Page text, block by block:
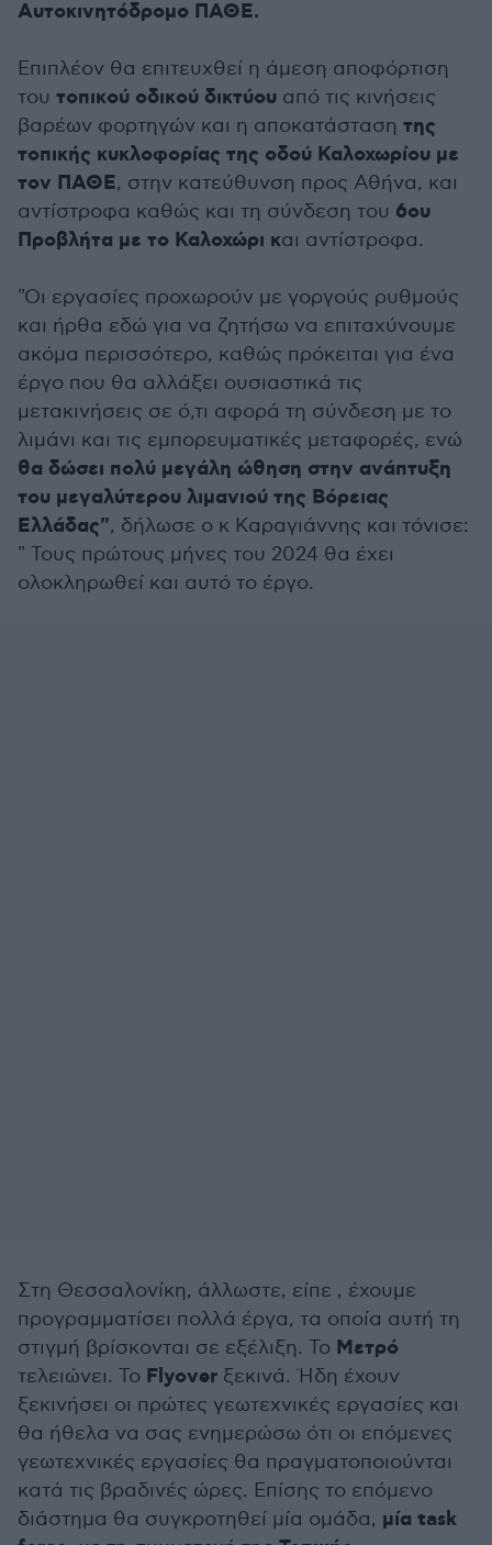
Αυτοκινητόδρομο ΠΑΘΕ.
Επιπλέον θα επιτευχθεί η άμεση αποφόρτιση
του τοπικού οδικού δικτύου από τις κινήσεις
βαρέων φορτηγών και η αποκατάσταση της
τοπικής κυκλοφορίας της οδού Καλοχωρίου με
τον ΠΑΘΕ, στην κατεύθυνση προς Αθήνα, και
αντίστροφα καθώς και τη σύνδεση του 6ου
Προβλήτα με το Καλοχώρι και αντίστροφα.
"Οι εργασίες προχωρούν με γοργούς ρυθμούς
και ήρθα εδώ για να ζητήσω να επιταχύνουμε
ακόμα περισσότερο, καθώς πρόκειται για ένα
έργο που θα αλλάξει ουσιαστικά τις
μετακινήσεις σε ό,τι αφορά τη σύνδεση με το
λιμάνι και τις εμπορευματικές μεταφορές, ενώ
θα δώσει πολύ μεγάλη ώθηση στην ανάπτυξη
του μεγαλύτερου λιμανιού της Βόρειας
Ελλάδας", δήλωσε ο κ Καραγιάννης και τόνισε:
" Τους πρώτους μήνες του 2024 θα έχει
ολοκληρωθεί και αυτό το έργο.
Στη Θεσσαλονίκη, άλλωστε, είπε , έχουμε
προγραμματίσει πολλά έργα, τα οποία αυτή τη
στιγμή βρίσκονται σε εξέλιξη. Το Μετρό
τελειώνει. Το Flyover ξεκινά. Ήδη έχουν
ξεκινήσει οι πρώτες γεωτεχνικές εργασίες και
θα ήθελα να σας ενημερώσω ότι οι επόμενες
γεωτεχνικές εργασίες θα πραγματοποιούνται
κατά τις βραδινές ώρες. Επίσης το επόμενο
διάστημα θα συγκροτηθεί μία ομάδα, μία task